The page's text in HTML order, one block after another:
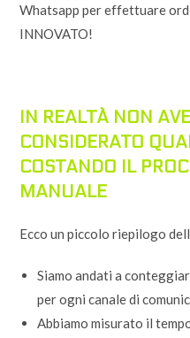
Whatsapp per effettuare
INNOVATO!
IN REALTÀ NON
CONSIDERATO
COSTANDO IL
MANUALE
Ecco un piccolo riepilogo
Siamo andati a
per ogni canale di
Abbiamo misurato il